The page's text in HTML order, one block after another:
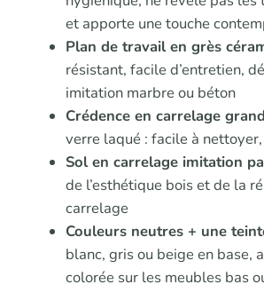
et apporte une touche
Plan de travail en grès
résistant, facile d’entretien,
imitation marbre ou béton
Crédence en carrelage
verre laqué : facile à
Sol en carrelage imitation
de l’esthétique bois et de la
carrelage
Couleurs neutres + une
blanc, gris ou beige en base,
colorée sur les meubles bas